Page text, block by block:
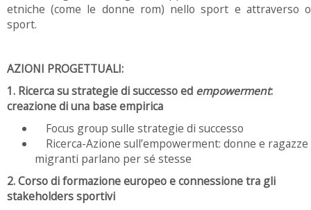
etniche (come le donne rom) nello sport e attraverso o
sport.
AZIONI PROGETTUALI:
1. Ricerca su strategie di successo ed empowerment:
creazione di una base empirica
Focus group sulle strategie di successo
Ricerca-Azione sull’empowerment: donne e ragazze
migranti parlano per sé stesse
2. Corso di formazione europeo e connessione tra gli
stakeholders sportivi